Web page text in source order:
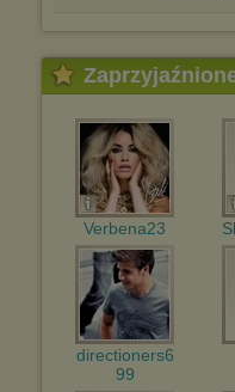
Verbena23
directioners6
99